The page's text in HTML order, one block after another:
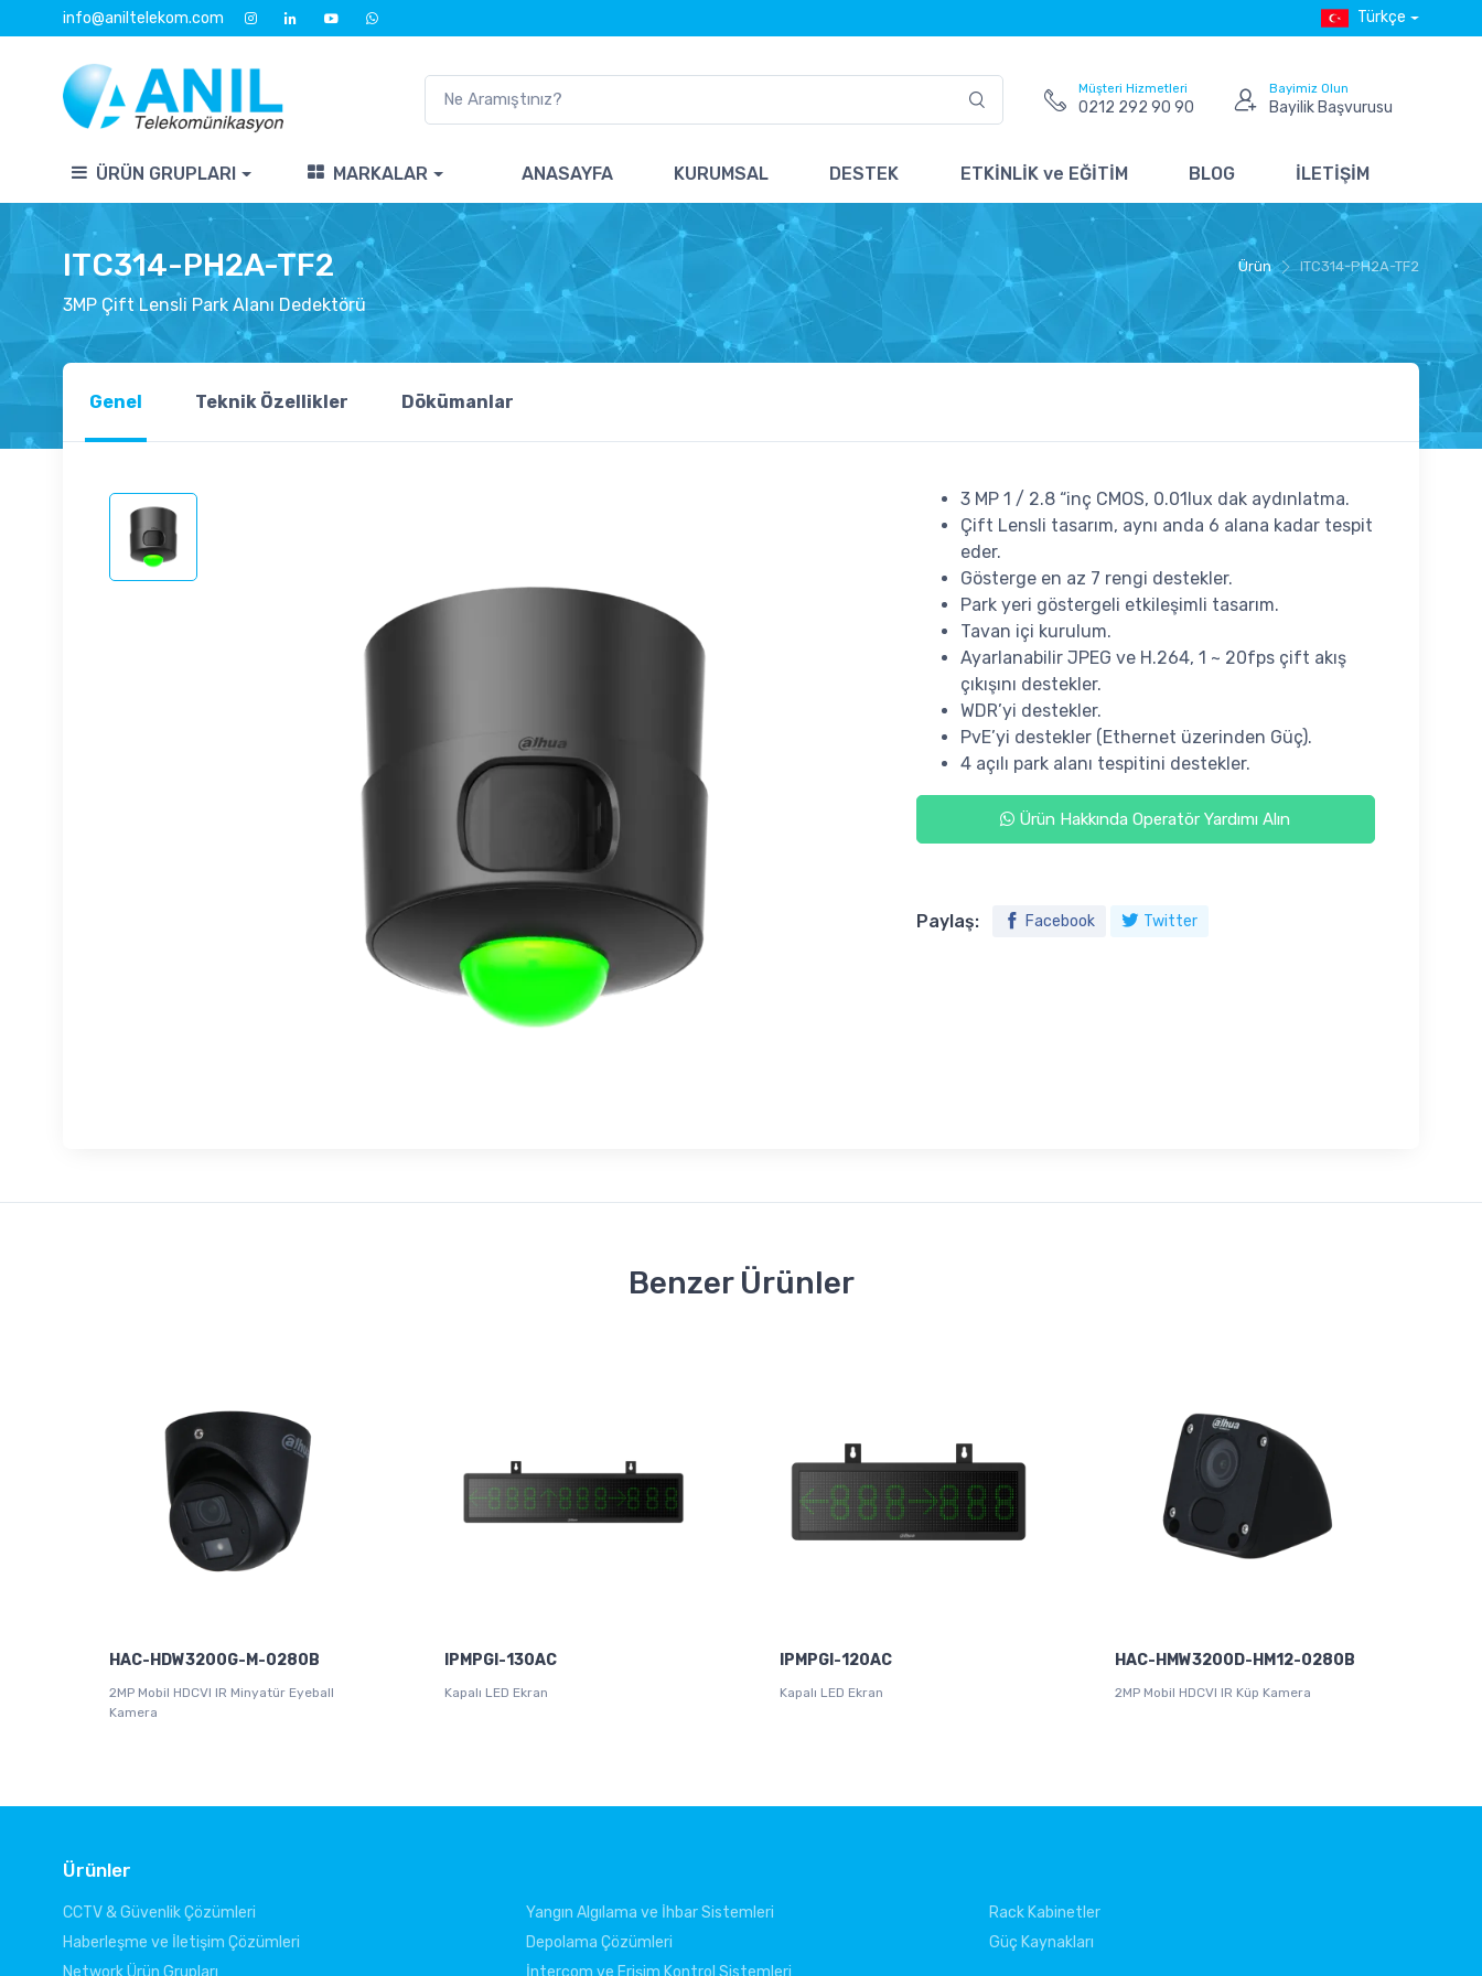
info@aniltelekom.com Türkçe
Müşteri Hizmetleri
0212 292 90 90
Bayimiz Olun
Bayilik Başvurusu
ÜRÜN GRUPLARI MARKALAR ANASAYFA KURUMSAL DESTEK ETKİNLİK ve EĞİTİM BLOG İLETİŞİM
Ürün ITC314-PH2A-TF2
ITC314-PH2A-TF2
3MP Çift Lensli Park Alanı Dedektörü
Genel Teknik Özellikler Dökümanlar
3 MP 1 / 2.8 “inç CMOS, 0.01lux dak aydınlatma.
Çift Lensli tasarım, aynı anda 6 alana kadar tespit
eder.
Gösterge en az 7 rengi destekler.
Park yeri göstergeli etkileşimli tasarım.
Tavan içi kurulum.
Ayarlanabilir JPEG ve H.264, 1 ~ 20fps çift akış
çıkışını destekler.
WDR’yi destekler.
PvE’yi destekler (Ethernet üzerinden Güç).
4 açılı park alanı tespitini destekler.
Ürün Hakkında Operatör Yardımı Alın
Paylaş: Facebook Twitter
Benzer Ürünler
HAC-HDW3200G-M-0280B
2MP Mobil HDCVI IR Minyatür Eyeball
Kamera
IPMPGI-130AC
Kapalı LED Ekran
IPMPGI-120AC
Kapalı LED Ekran
HAC-HMW3200D-HM12-0280B
2MP Mobil HDCVI IR Küp Kamera
Ürünler
CCTV & Güvenlik Çözümleri
Haberleşme ve İletişim Çözümleri
Network Ürün Grupları
Yangın Algılama ve İhbar Sistemleri
Depolama Çözümleri
İntercom ve Erişim Kontrol Sistemleri
Rack Kabinetler
Güç Kaynakları